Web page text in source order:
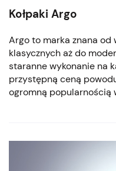
Kołpaki Argo
Argo to marka znana
klasycznych aż do
staranne wykonanie na
przystępną ceną
ogromną popularnością